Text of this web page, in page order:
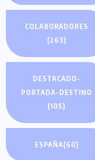
COLABORADORES
(263)
DESTACADO-
PORTADA-DESTINO
(105)
ESPAÑA(60)